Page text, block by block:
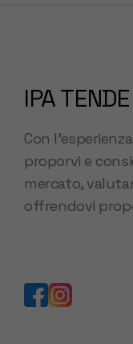
IPA
Con
proporvi e
mercato,
offrendovi